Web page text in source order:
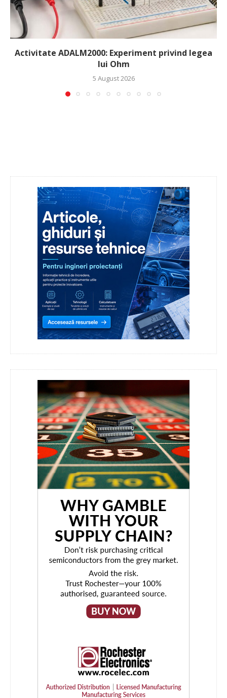
Activitate ADALM2000: Experiment privind legea
lui Ohm
5 August 2026